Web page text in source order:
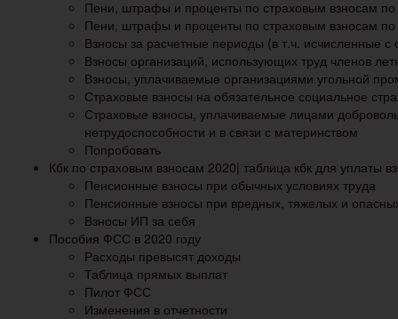
Пени, штрафы и проценты по страховым взносам
Пени, штрафы и проценты по страховым взносам
Взносы за расчетные периоды (в т.ч. исчисленные
Взносы организаций, использующих труд членов
Взносы, уплачиваемые организациями угольной
Страховые взносы на обязательное социальное
Страховые взносы, уплачиваемые лицами
нетрудоспособности и в связи с материнством
Попробовать
Кбк по страховым взносам 2020| таблица кбк для уплаты
Пенсионные взносы при обычных условиях труда
Пенсионные взносы при вредных, тяжелых и
Взносы ИП за себя
Пособия ФСС в 2020 году
Расходы превысят доходы
Таблица прямых выплат
Пилот ФСС
Изменения в отчетности